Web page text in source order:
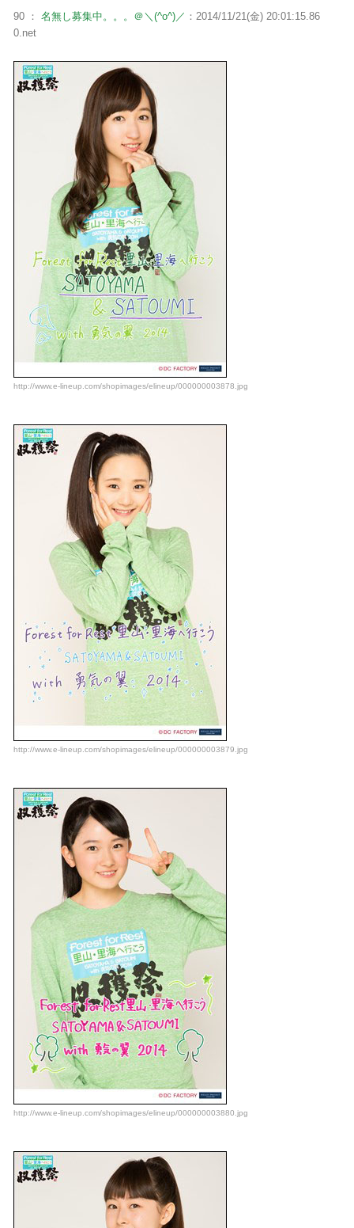
90 ： 名無し募集中。。。＠＼(^o^)／ ：2014/11/21(金) 20:01:15.86
0.net
http://www.e-lineup.com/shopimages/elineup/000000003878.jpg
http://www.e-lineup.com/shopimages/elineup/000000003879.jpg
http://www.e-lineup.com/shopimages/elineup/000000003880.jpg